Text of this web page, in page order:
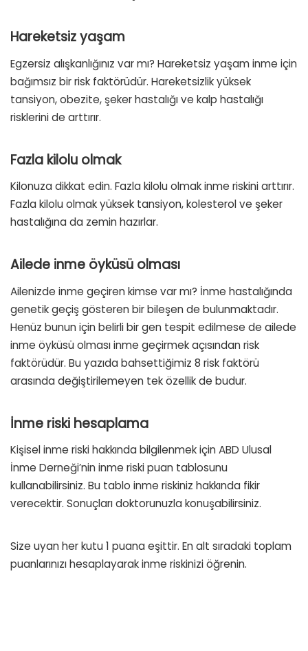
Hareketsiz yaşam
Egzersiz alışkanlığınız var mı? Hareketsiz yaşam inme için
bağımsız bir risk faktörüdür. Hareketsizlik yüksek
tansiyon, obezite, şeker hastalığı ve kalp hastalığı
risklerini de arttırır.
Fazla kilolu olmak
Kilonuza dikkat edin. Fazla kilolu olmak inme riskini arttırır.
Fazla kilolu olmak yüksek tansiyon, kolesterol ve şeker
hastalığına da zemin hazırlar.
Ailede inme öyküsü olması
Ailenizde inme geçiren kimse var mı? İnme hastalığında
genetik geçiş gösteren bir bileşen de bulunmaktadır.
Henüz bunun için belirli bir gen tespit edilmese de ailede
inme öyküsü olması inme geçirmek açısından risk
faktörüdür. Bu yazıda bahsettiğimiz 8 risk faktörü
arasında değiştirilemeyen tek özellik de budur.
İnme riski hesaplama
Kişisel inme riski hakkında bilgilenmek için ABD Ulusal
İnme Derneği’nin inme riski puan tablosunu
kullanabilirsiniz. Bu tablo inme riskiniz hakkında fikir
verecektir. Sonuçları doktorunuzla konuşabilirsiniz.
Size uyan her kutu 1 puana eşittir. En alt sıradaki toplam
puanlarınızı hesaplayarak inme riskinizi öğrenin.